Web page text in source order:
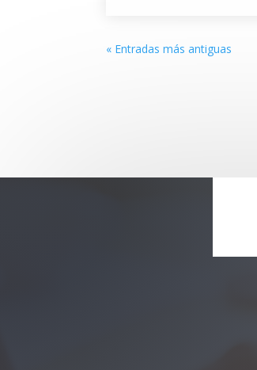
« Entradas más antiguas